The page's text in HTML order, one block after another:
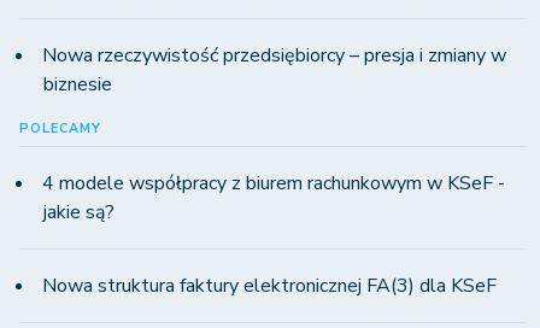
Nowa rzeczywistość przedsiębiorcy – presja i zmiany w
biznesie
POLECAMY
4 modele współpracy z biurem rachunkowym w KSeF -
jakie są?
Nowa struktura faktury elektronicznej FA(3) dla KSeF